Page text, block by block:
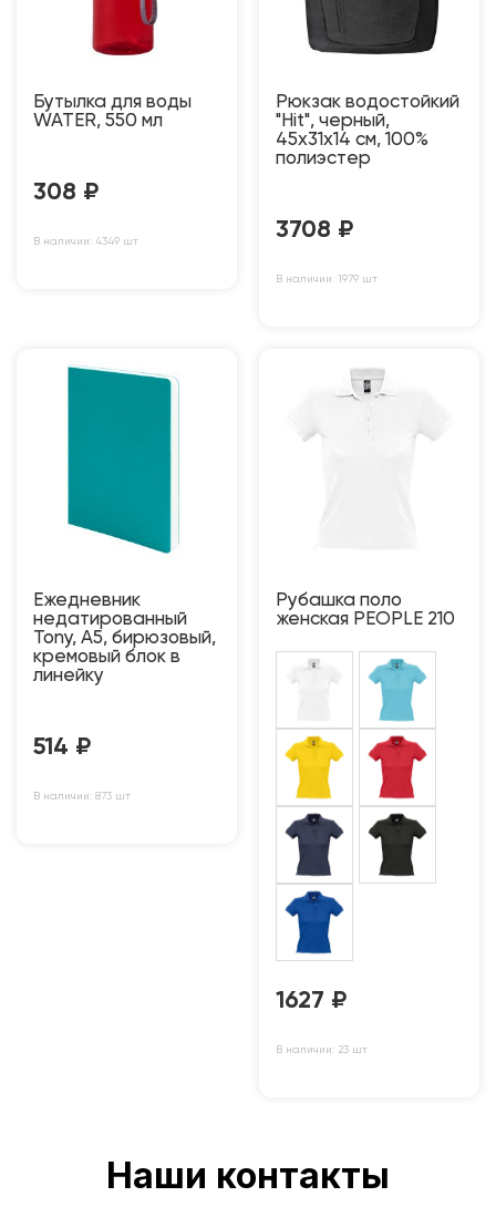
Бутылка для воды
WATER, 550 мл
308 ₽
В наличии: 4349 шт
Рюкзак водостойкий
"Hit", черный,
45х31х14 см, 100%
полиэстер
3708 ₽
В наличии: 1979 шт
Ежедневник
недатированный
Tony, А5, бирюзовый,
кремовый блок в
линейку
514 ₽
В наличии: 873 шт
Рубашка поло
женская PEOPLE 210
1627 ₽
В наличии: 23 шт
Наши контакты